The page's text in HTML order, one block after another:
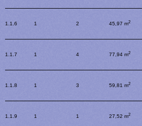
1.1.6 1 2 45,97 m2
1.1.7 1 4 77,94 m2
1.1.8 1 3 59,81 m2
1.1.9 1 1 27,52 m2